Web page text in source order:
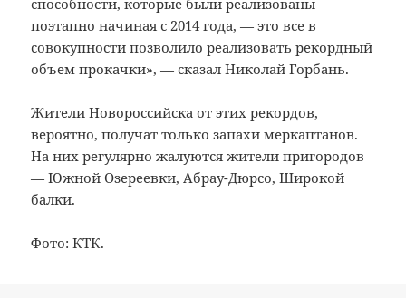
поэтапно начиная с 2014 года, — это все в
совокупности позволило реализовать рекордный
объем прокачки», — сказал Николай Горбань.
Жители Новороссийска от этих рекордов,
вероятно, получат только запахи меркаптанов.
На них регулярно жалуются жители пригородов
— Южной Озереевки, Абрау-Дюрсо, Широкой
балки.
Фото: КТК.